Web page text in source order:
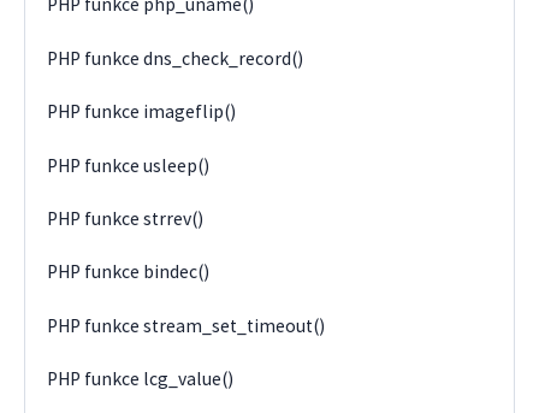
PHP funkce php_uname()
PHP funkce dns_check_record()
PHP funkce imageflip()
PHP funkce usleep()
PHP funkce strrev()
PHP funkce bindec()
PHP funkce stream_set_timeout()
PHP funkce lcg_value()